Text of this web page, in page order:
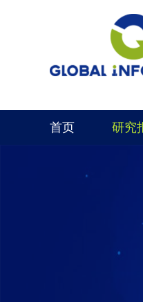
首页 研究